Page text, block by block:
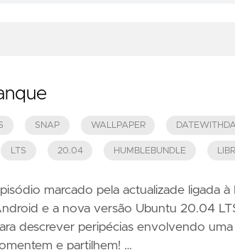
SNAP WALLPAPER
LTS 20.04 HUMBLEBUNDLE
marcado pela actualizade ligada
e a nova versão Ubuntu 20.04
descrever peripécias envolvendo
e partilhem! …